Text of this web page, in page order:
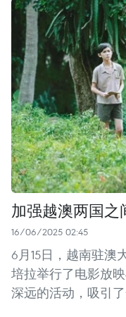
加强越澳两国
16/06/2025 02:45
6月15日，越南驻澳
培拉举行了电影放
深远的活动，吸引了